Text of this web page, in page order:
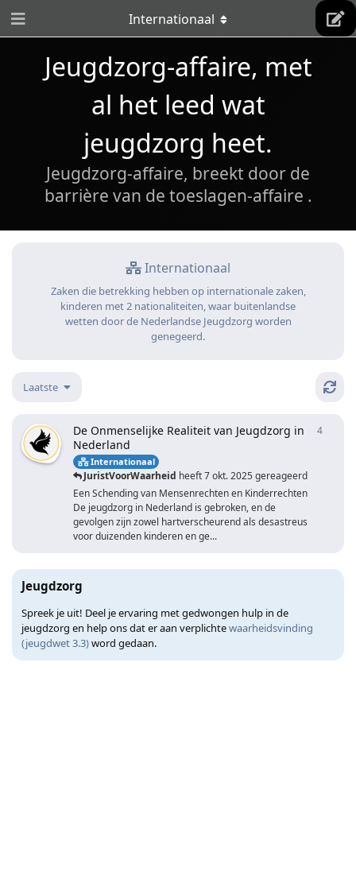
Jeugdzorg-affaire, met
al het leed wat
jeugdzorg heet.
Jeugdzorg-affaire, breekt door de
barrière van de toeslagen-affaire .
Internationaal
Zaken die betrekking hebben op internationale zaken,
kinderen met 2 nationaliteiten, waar buitenlandse
wetten door de Nederlandse Jeugdzorg worden
genegeerd.
Internationaal
Laatste
De Onmenselijke Realiteit van Jeugdzorg in
Nederland
Internationaal
JuristVoorWaarheid heeft7 okt. 2025gereageerd
Een Schending van Mensenrechten en Kinderrechten
De jeugdzorg in Nederland is gebroken, en de
gevolgen zijn zowel hartverscheurend als desastreus
voor duizenden kinderen en ge...
4
Jeugdzorg
Spreek je uit! Deel je ervaring met gedwongen hulp in de
jeugdzorg en help ons dat er aan verplichtewaarheidsvinding
(jeugdwet 3.3)word gedaan.